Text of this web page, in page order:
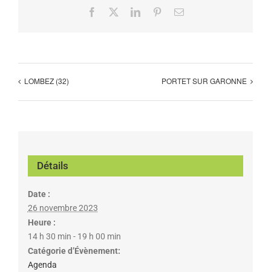
Facebook LinkedInPinterestEmail
LOMBEZ (32) PORTET SUR GARONNE
Détails
Date :
26 novembre 2023
Heure :
14 h 30 min - 19 h 00 min
Catégorie d’Évènement:
Agenda